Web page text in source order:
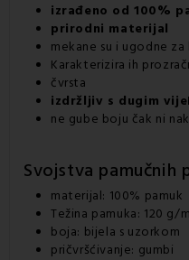
izrađeno od 100%
prirodni materijal
mekane su i ugodne za
Karakterizira ih
čvrsta
izdržljiv s dugim
ne gube boju čak ni
Svojstva pamučnih
materijal: 100% pamuk
Težina pamuka: 120 g/
boja: bijela s uzorkom
pričvršćivanje: gumbi